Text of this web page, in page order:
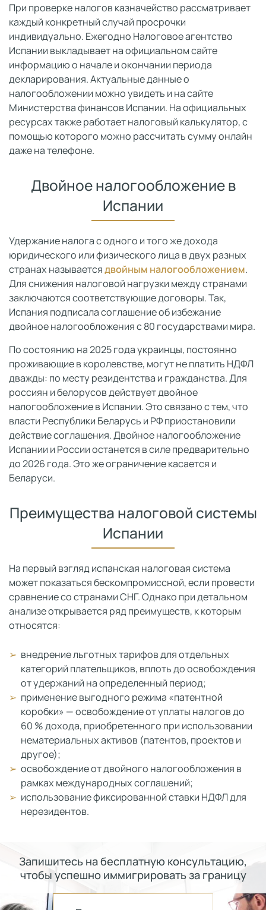
При проверке налогов казначейство рассматривает
каждый конкретный случай просрочки
индивидуально. Ежегодно Налоговое агентство
Испании выкладывает на официальном сайте
информацию о начале и окончании периода
декларирования. Актуальные данные о
налогообложении можно увидеть и на сайте
Министерства финансов Испании. На официальных
ресурсах также работает налоговый калькулятор, с
помощью которого можно рассчитать сумму онлайн
даже на телефоне.
Двойное налогообложение в
Испании
Удержание налога с одного и того же дохода
юридического или физического лица в двух разных
странах называетсядвойным налогообложением.
Для снижения налоговой нагрузки между странами
заключаются соответствующие договоры. Так,
Испания подписала соглашение об избежание
двойное налогообложения с 80 государствами мира.
По состоянию на 2025 года украинцы, постоянно
проживающие в королевстве, могут не платить НДФЛ
дважды: по месту резидентства и гражданства. Для
россиян и белорусов действует двойное
налогообложение в Испании. Это связано с тем, что
власти Республики Беларусь и РФ приостановили
действие соглашения. Двойное налогообложение
Испании и России останется в силе предварительно
до 2026 года. Это же ограничение касается и
Беларуси.
Преимущества налоговой системы
Испании
На первый взгляд испанская налоговая система
может показаться бескомпромиссной, если провести
сравнение со странами СНГ. Однако при детальном
анализе открывается ряд преимуществ, к которым
относятся:
внедрение льготных тарифов для отдельных
категорий плательщиков, вплоть до освобождения
от удержаний на определенный период;
применение выгодного режима «патентной
коробки» — освобождение от уплаты налогов до
60 % дохода, приобретенного при использовании
нематериальных активов (патентов, проектов и
другое);
освобождение от двойного налогообложения в
рамках международных соглашений;
использование фиксированной ставки НДФЛ для
нерезидентов.
Запишитесь на бесплатную консультацию,
чтобы успешно иммигрировать за границу